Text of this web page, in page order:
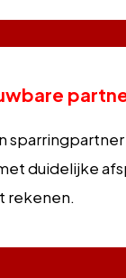
duidelijke
rekenen.